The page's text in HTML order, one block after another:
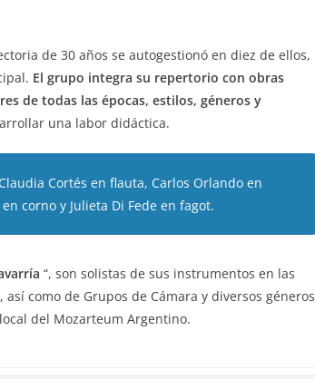
de 30 años se autogestionó en diez de ellos,
El grupo integra su repertorio con obras
de todas las épocas, estilos, géneros y
una labor didáctica.
Cortés en flauta, Carlos Orlando en
corno y Julieta Di Fede en fagot.
“, son solistas de sus instrumentos en las
como de Grupos de Cámara y diversos géneros
del Mozarteum Argentino.